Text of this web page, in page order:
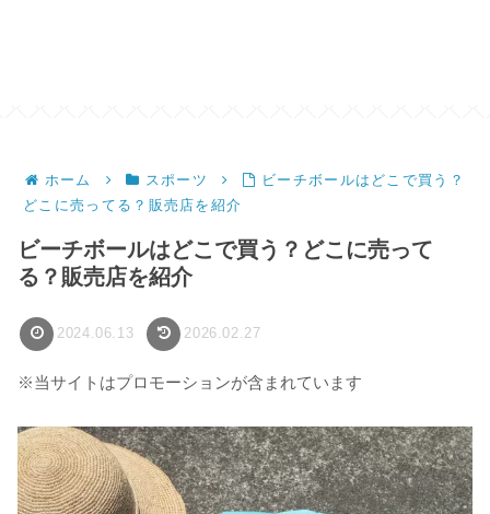
ホーム スポーツ
ビーチボールはどこで買う？
どこに売ってる？販売店を紹介
ビーチボールはどこで買う？どこに売って
る？販売店を紹介
2024.06.13 2026.02.27
※当サイトはプロモーションが含まれています